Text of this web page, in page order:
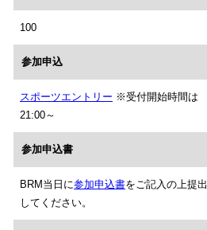
100
参加申込
スポーツエントリー ※受付開始時間は
21:00～
参加申込書
BRM当日に参加申込書をご記入の上提出
してください。